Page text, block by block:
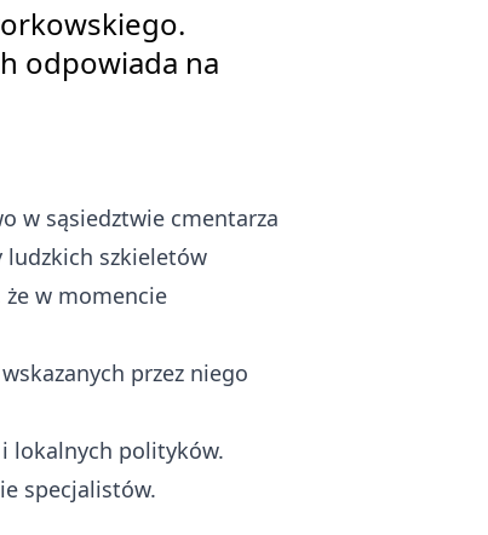
odpowiada na
w sąsiedztwie cmentarza
ludzkich szkieletów
w momencie
przez niego
lokalnych polityków.
specjalistów.